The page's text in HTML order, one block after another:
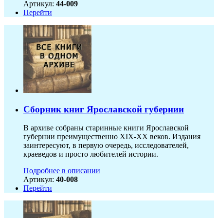
Артикул: 44-009
Перейти
Сборник книг Ярославской губернии
В архиве собраны старинные книги Ярославской
губернии преимущественно XIX-ХХ веков. Издания
заинтересуют, в первую очередь, исследователей,
краеведов и просто любителей истории.
Подробнее в описании
Артикул: 40-008
Перейти